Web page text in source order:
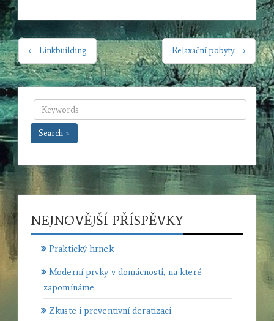
NAVIGACE
PRO
PŘÍSPĚVEK
← Linkbuilding Relaxační pobyty →
Search »
NEJNOVĚJŠÍ PŘÍSPĚVKY
Praktický hrnek
Moderní prvky v domácnosti, na které
zapomínáme
Zkuste i preventivní deratizaci